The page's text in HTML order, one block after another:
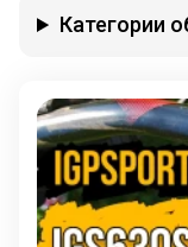
Категории